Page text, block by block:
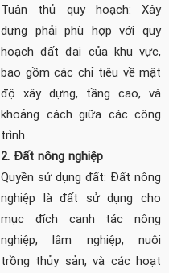
Tuân thủ quy hoạch: Xây
dựng phải phù hợp với quy
hoạch đất đai của khu vực,
bao gồm các chỉ tiêu về mật
độ xây dựng, tầng cao, và
khoảng cách giữa các công
trình.
2. Đất nông nghiệp
Quyền sử dụng đất: Đất nông
nghiệp là đất sử dụng cho
mục đích canh tác nông
nghiệp, lâm nghiệp, nuôi
trồng thủy sản, và các hoạt